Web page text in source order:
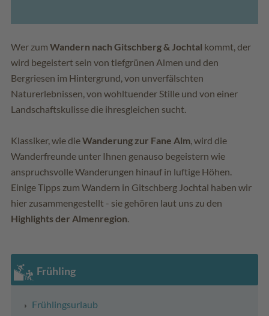
Wer zum Wandern nach Gitschberg & Jochtal kommt, der
wird begeistert sein von tiefgrünen Almen und den
Bergriesen im Hintergrund, von unverfälschten
Naturerlebnissen, von wohltuender Stille und von einer
Landschaftskulisse die ihresgleichen sucht.
Klassiker, wie dieWanderung zur Fane Alm, wird die
Wanderfreunde unter Ihnen genauso begeistern wie
anspruchsvolle Wanderungen hinauf in luftige Höhen.
Einige Tipps zum Wandern in Gitschberg Jochtal haben wir
hier zusammengestellt - sie gehören laut uns zu den
Highlights der Almenregion.
Frühling
Frühlingsurlaub